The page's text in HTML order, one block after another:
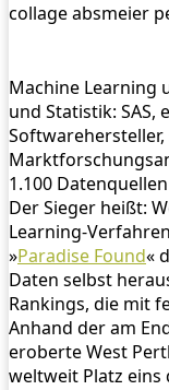
collage absmeier
Machine Learning
und Statistik:
1.100
Der Sieger heißt:
Learning-
»Paradise Found«
Daten selbst
Rankings, die mit
Anhand der am
eroberte West
weltweit Platz eins